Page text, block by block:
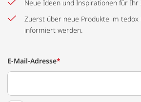
Neue Ideen und Inspirationen für Ihr
Zuerst über neue Produkte im tedox
informiert werden.
E-Mail-Adresse*